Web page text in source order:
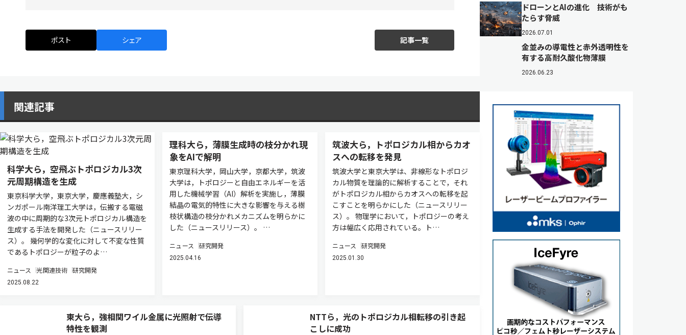
ポスト シェア 記事一覧
関連記事
科学大ら，空飛ぶトポロジカル3次
元周期構造を生成
東京科学大学，東京大学，慶應義塾大，シ
ンガポール南洋理工大学は，伝搬する電磁
波の中に周期的な3次元トポロジカル構造を
生成する手法を開発した（ニュースリリー
ス）。 幾何学的な変化に対して不変な性質
であるトポロジーが粒子のよ…
ニュース 光関連技術 研究開発
2025.08.22
理科大ら，薄膜生成時の枝分かれ現
象をAIで解明
東京理科大学，岡山大学，京都大学，筑波
大学は，トポロジーと自由エネルギーを活
用した機械学習（AI）解析を実施し，薄膜
結晶の電気的特性に大きな影響を与える樹
枝状構造の枝分かれメカニズムを明らかに
した（ニュースリリース）。 …
ニュース 研究開発
2025.04.16
筑波大ら，トポロジカル相からカオ
スへの転移を発見
筑波大学と東京大学は、非線形なトポロジ
カル物質を理論的に解析することで，それ
がトポロジカル相からカオスへの転移を起
こすことを明らかにした（ニュースリリー
ス）。 物理学において，トポロジーの考え
方は幅広く応用されている。ト…
ニュース 研究開発
2025.01.30
東大ら，強相関ワイル金属に光照射で伝導
特性を観測
NTTら，光のトポロジカル相転移の引き起
こしに成功
ドローンとAIの進化 技術がも
たらす脅威
2026.07.01
金並みの導電性と赤外透明性を
有する高耐久酸化物薄膜
2026.06.23